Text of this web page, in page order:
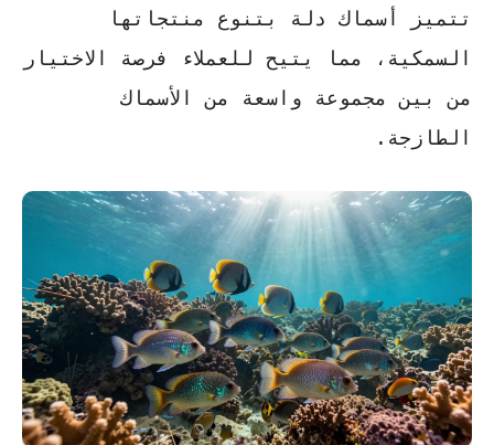
تتميز أسماك دلة بتنوع منتجاتها
السمكية، مما يتيح للعملاء فرصة الاختيار
من بين مجموعة واسعة من الأسماك
الطازجة.